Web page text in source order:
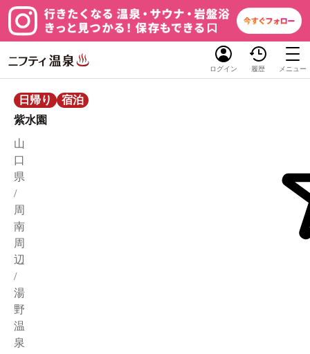
ログイン 履歴 メニュー
日帰り
宿泊
紫水園
山
口
県
/
周
南
周
辺
/
湯
野
温
泉